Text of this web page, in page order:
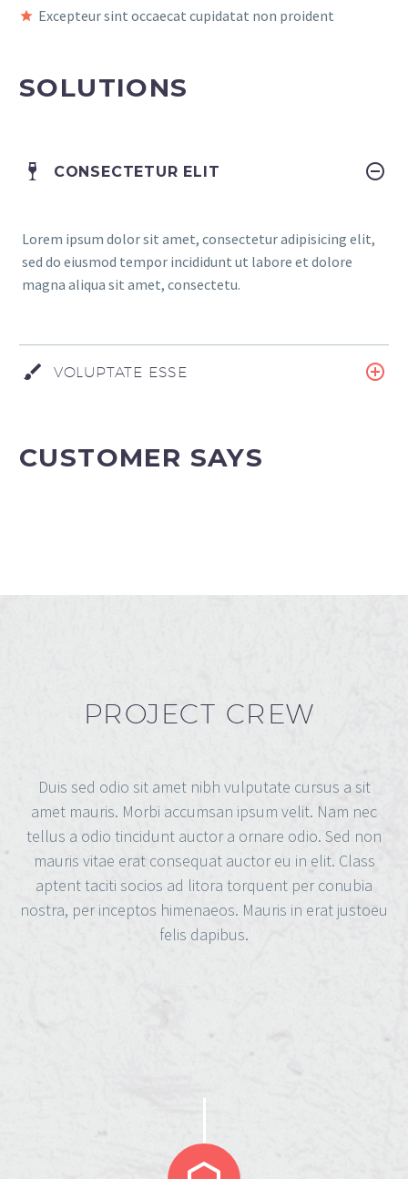
Excepteur sint occaecat cupidatat non proident
SOLUTIONS
CONSECTETUR ELIT
Lorem ipsum dolor sit amet, consectetur adipisicing elit,
sed do eiusmod tempor incididunt ut labore et dolore
magna aliqua sit amet, consectetu.
VOLUPTATE ESSE
CUSTOMER SAYS
PROJECT CREW
Duis sed odio sit amet nibh vulputate cursus a sit
amet mauris. Morbi accumsan ipsum velit. Nam nec
tellus a odio tincidunt auctor a ornare odio. Sed non
mauris vitae erat consequat auctor eu in elit. Class
aptent taciti socios ad litora torquent per conubia
nostra, per inceptos himenaeos. Mauris in erat justoeu
felis dapibus.